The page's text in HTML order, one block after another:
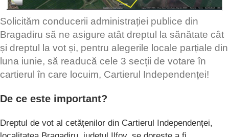
Solicităm conducerii administrației publice din
Bragadiru să ne asigure atât dreptul la sănătate cât
și dreptul la vot și, pentru alegerile locale parțiale din
luna iunie, să readucă cele 3 secții de votare în
cartierul în care locuim, Cartierul Independenței!
De ce este important?
Dreptul de vot al cetățenilor din Cartierul Independenței,